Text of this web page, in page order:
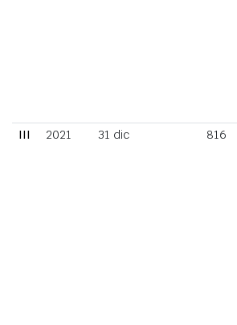
III
2021 31 dic 816